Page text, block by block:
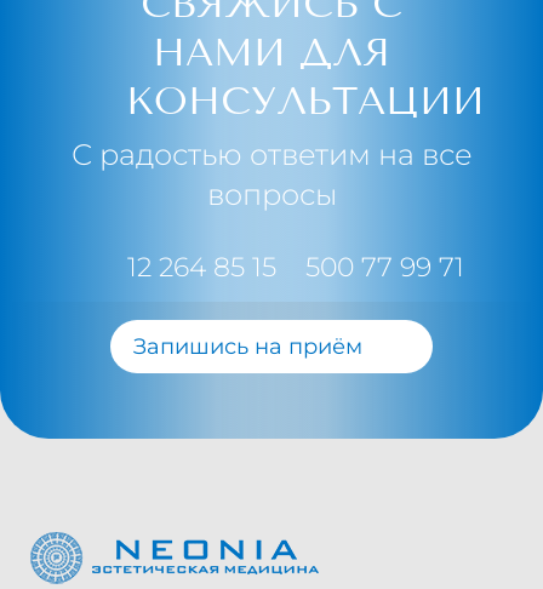
НАМИ ДЛЯ
КОНСУЛЬТАЦИИ
С радостью ответим на все
вопросы
12 264 85 15 500 77 99 71
Запишись на приём